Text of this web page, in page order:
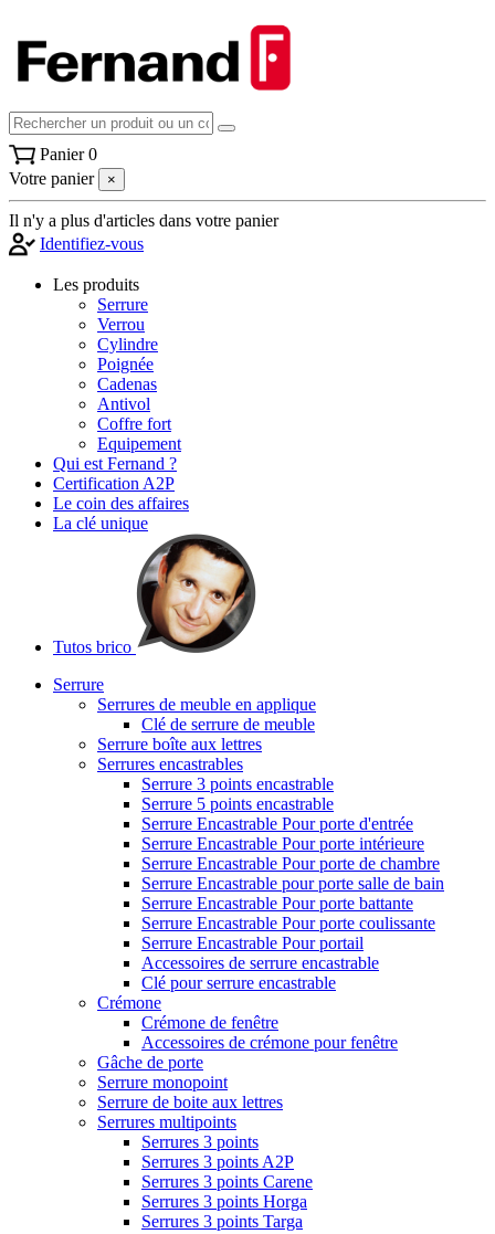
Panier 0
Votre panier
×
Il n'y a plus d'articles dans votre panier
Identifiez-vous
Les produits
Serrure
Verrou
Cylindre
Poignée
Cadenas
Antivol
Coffre fort
Equipement
Qui est Fernand ?
Certification A2P
Le coin des affaires
La clé unique
Tutos brico
Serrure
Serrures de meuble en applique
Clé de serrure de meuble
Serrure boîte aux lettres
Serrures encastrables
Serrure 3 points encastrable
Serrure 5 points encastrable
Serrure Encastrable Pour porte d'entrée
Serrure Encastrable Pour porte intérieure
Serrure Encastrable Pour porte de chambre
Serrure Encastrable pour porte salle de bain
Serrure Encastrable Pour porte battante
Serrure Encastrable Pour porte coulissante
Serrure Encastrable Pour portail
Accessoires de serrure encastrable
Clé pour serrure encastrable
Crémone
Crémone de fenêtre
Accessoires de crémone pour fenêtre
Gâche de porte
Serrure monopoint
Serrure de boite aux lettres
Serrures multipoints
Serrures 3 points
Serrures 3 points A2P
Serrures 3 points Carene
Serrures 3 points Horga
Serrures 3 points Targa